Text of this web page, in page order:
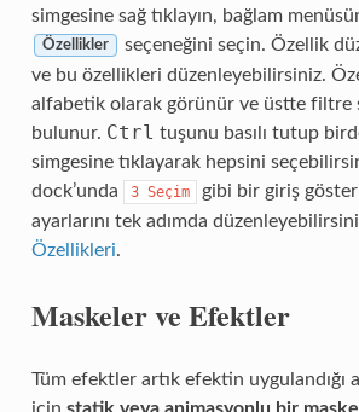
simgesine sağ tıklayın, bağlam
Özellikler
seçeneğini seçin. Özellik
ve bu özellikleri düzenleyebilirsiniz.
alfabetik olarak görünür ve üstte filtre
bulunur. Ctrl tuşunu basılı tutup
simgesine tıklayarak hepsini
dock’unda
3 Seçim
gibi bir giriş
ayarlarını tek adımda
Özellikleri.
Maskeler ve Efektler
Tüm efektler artık efektin uygulandığı